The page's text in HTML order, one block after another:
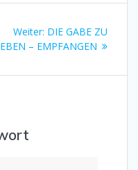
Weiter: Nächster
Beitrag:
DIE GABE ZU
– EMPFANGEN